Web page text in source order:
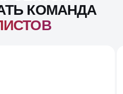
КОМАНДА